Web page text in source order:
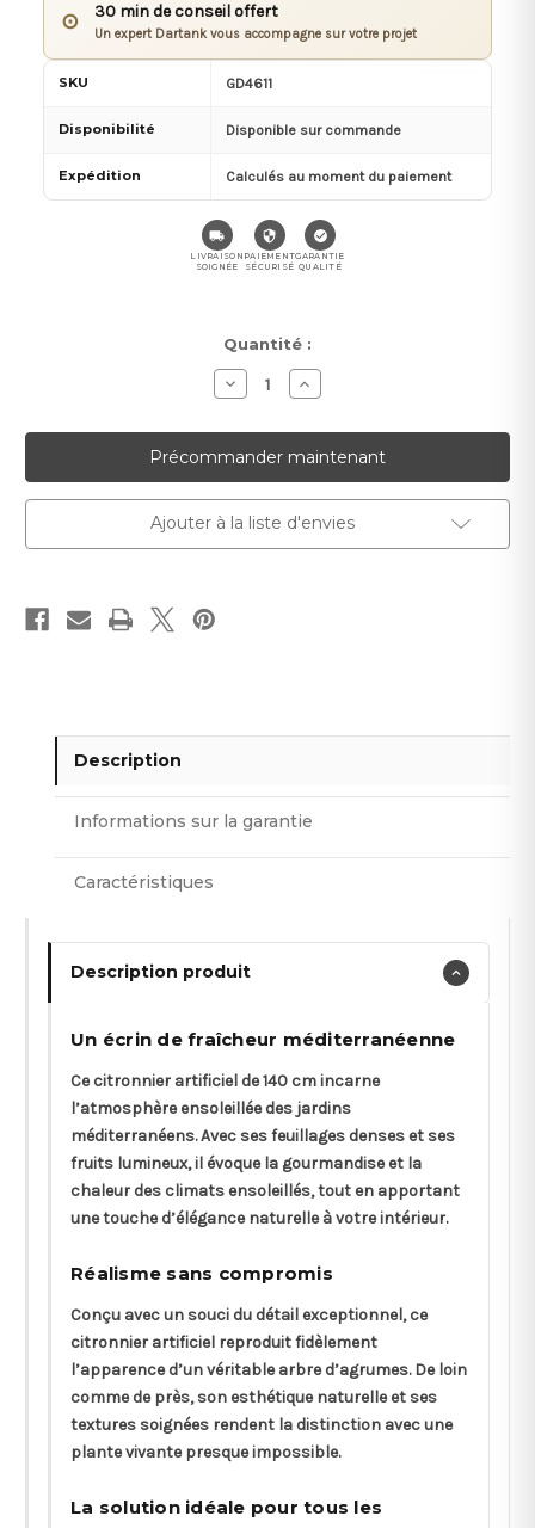
⊙ 30 min de conseil offert
Un expert Dartank vous accompagne sur votre projet
SKU GD4611
Disponibilité Disponible sur commande
Expédition Calculés au moment du paiement
LIVRAISON
SOIGNÉE
PAIEMENT
SÉCURISÉ
GARANTIE
QUALITÉ
Quantité :
Diminuer
la
pour
Citronnier
artificiel
140
cm
Augmenter
la
pour
Citronnier
artificiel
140
cm
Ajouter à la liste d'envies
Description
Informations sur la garantie
Caractéristiques
Description produit
Un écrin de fraîcheur méditerranéenne
Ce citronnier artificiel de 140 cm incarne
l’atmosphère ensoleillée des jardins
méditerranéens. Avec ses feuillages denses et ses
fruits lumineux, il évoque la gourmandise et la
chaleur des climats ensoleillés, tout en apportant
une touche d’élégance naturelle à votre intérieur.
Réalisme sans compromis
Conçu avec un souci du détail exceptionnel, ce
citronnier artificiel reproduit fidèlement
l’apparence d’un véritable arbre d’agrumes. De loin
comme de près, son esthétique naturelle et ses
textures soignées rendent la distinction avec une
plante vivante presque impossible.
La solution idéale pour tous les